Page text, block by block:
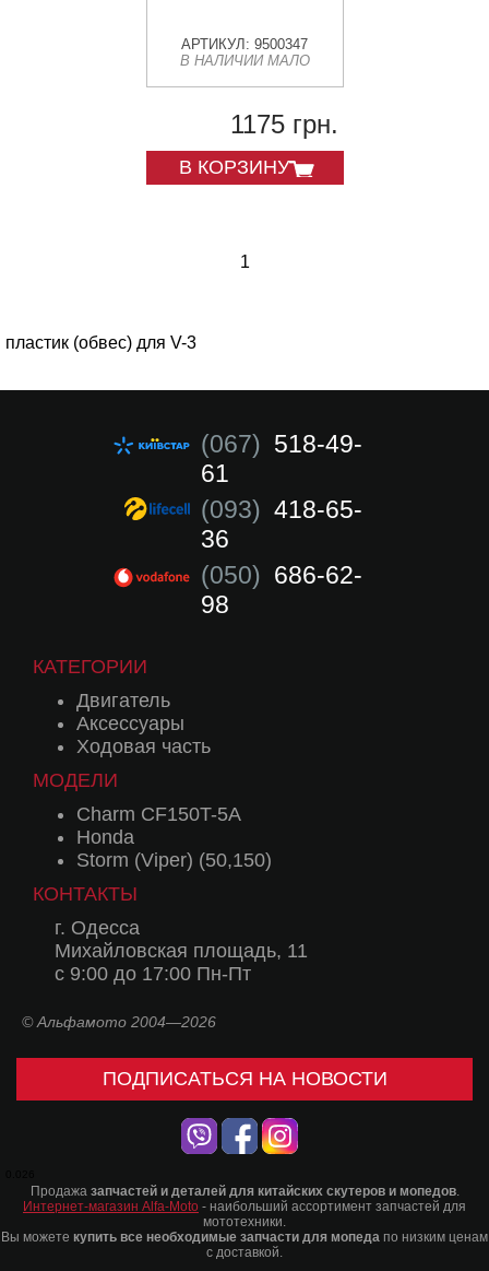
АРТИКУЛ: 9500347
В НАЛИЧИИ МАЛО
1175 грн.
В КОРЗИНУ
1
пластик (обвес) для V-3
(067) 518-49-
61
(093) 418-65-
36
(050) 686-62-
98
КАТЕГОРИИ
Двигатель
Аксессуары
Ходовая часть
МОДЕЛИ
Charm CF150T-5A
Honda
Storm (Viper) (50,150)
КОНТАКТЫ
г. Одесса
Михайловская площадь, 11
с 9:00 до 17:00 Пн-Пт
© Альфамото 2004—2026
ПОДПИСАТЬСЯ НА НОВОСТИ
Продажа запчастей и деталей для китайских скутеров и мопедов.
Интернет-магазин Alfa-Moto - наибольший ассортимент запчастей для
мототехники.
Вы можете купить все необходимые запчасти для мопеда по низким ценам
с доставкой.